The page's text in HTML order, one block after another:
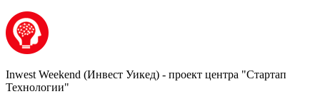
Inwest Weekend (Инвест Уикед) - проект центра "Стартап
Технологии"